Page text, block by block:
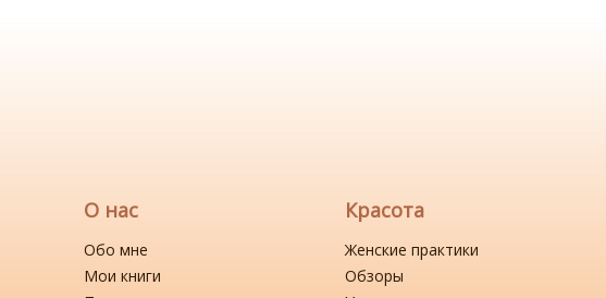
О нас
Обо мне
Мои книги
Красота
Женские практики
Обзоры